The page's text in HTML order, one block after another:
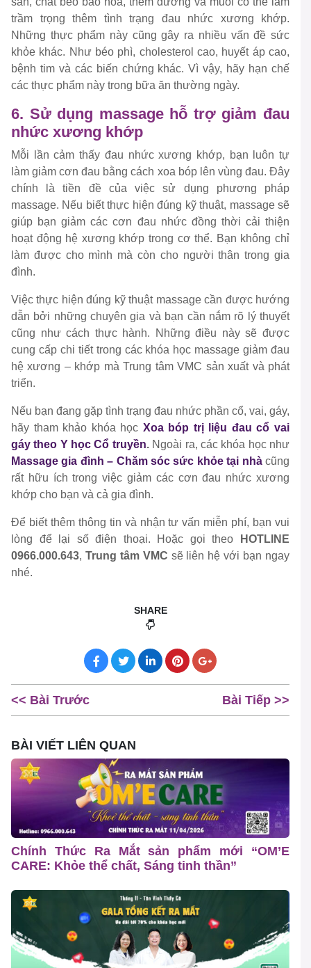
trầm trọng thêm tình trạng đau nhức xương khớp.
Những thực phẩm này cũng gây ra nhiều vấn đề sức
khỏe khác. Như béo phì, cholesterol cao, huyết áp cao,
bệnh tim và các biến chứng khác. Vì vậy, hãy hạn chế
các thực phẩm này trong bữa ăn thường ngày.
6. Sử dụng massage hỗ trợ giảm đau
nhức xương khớp
Mỗi lần cảm thấy đau nhức xương khớp, bạn luôn tự
làm giảm cơn đau bằng cách xoa bóp lên vùng đau. Đây
chính là tiền đề của việc sử dụng phương pháp
massage. Nếu biết thực hiện đúng kỹ thuật, massage sẽ
giúp bạn giảm các cơn đau nhức đồng thời cải thiện
hoạt động hệ xương khớp trong cơ thể. Bạn không chỉ
làm được cho mình mà còn cho người thân trong gia
đình.
Việc thực hiện đúng kỹ thuật massage cần được hướng
dẫn bởi những chuyên gia và bạn cần nắm rõ lý thuyết
cũng như cách thực hành. Những điều này sẽ được
cung cấp chi tiết trong các khóa học massage giảm đau
hệ xương – khớp mà Trung tâm VMC sản xuất và phát
triển.
Nếu bạn đang gặp tình trạng đau nhức phần cổ, vai, gáy,
hãy tham khảo khóa học Xoa bóp trị liệu đau cổ vai
gáy theo Y học Cổ truyền. Ngoài ra, các khóa học như
Massage gia đình – Chăm sóc sức khỏe tại nhà cũng
rất hữu ích trong việc giảm các cơn đau nhức xương
khớp cho bạn và cả gia đình.
Để biết thêm thông tin và nhận tư vấn miễn phí, bạn vui
lòng để lại số điện thoại. Hoặc gọi theo
HOTLINE
0966.000.643, Trung tâm VMC sẽ liên hệ với bạn ngay
nhé.
SHARE
<< Bài Trước Bài Tiếp >>
BÀI VIẾT LIÊN QUAN
Chính Thức Ra Mắt sản phẩm mới “OM’E
CARE: Khỏe thể chất, Sáng tinh thần”